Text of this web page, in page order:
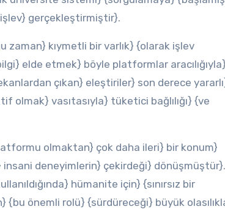
gerçekleştirmiştir}.
kıymetli bir varlık} {olarak işlev
elde etmek} böyle platformlar aracılığıyla}
çıkan} eleştiriler} son derece
olmak} vasıtasıyla} tüketici bağlılığı} {ve
olmaktan} çok daha ileri} bir konum}
deneyimlerin} çekirdeği} dönüşmüştür}.
hümanite için} {sınırsız bir
önemli rolü} {sürdüreceği} büyük